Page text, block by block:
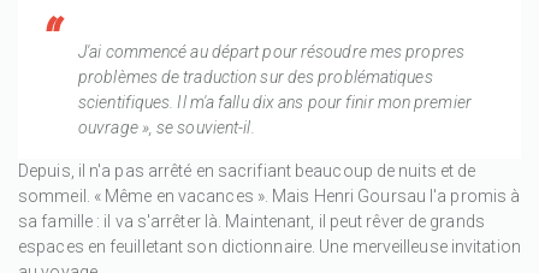
J'ai commencé au départ pour résoudre mes propres
problèmes de traduction sur des problématiques
scientifiques. Il m'a fallu dix ans pour finir mon premier
ouvrage », se souvient-il.
Depuis, il n'a pas arrêté en sacrifiant beaucoup de nuits et de
sommeil. « Même en vacances ». Mais Henri Goursau l'a promis à
sa famille : il va s'arrêter là. Maintenant, il peut rêver de grands
espaces en feuilletant son dictionnaire. Une merveilleuse invitation